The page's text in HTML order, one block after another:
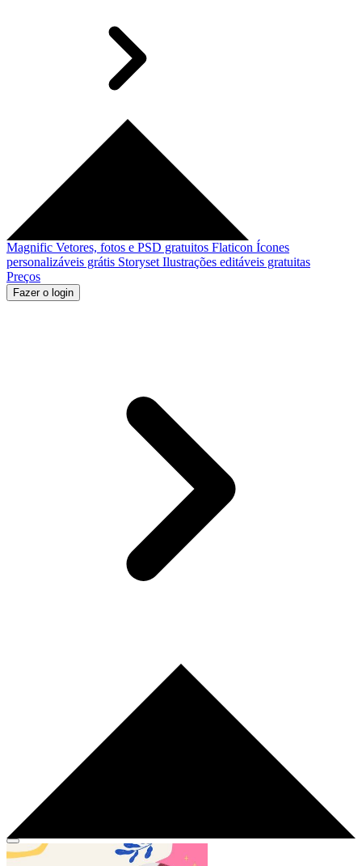
Magnific Vetores, fotos e PSD gratuitos Flaticon Ícones
personalizáveis grátis Storyset Ilustrações editáveis gratuitas
Preços
Fazer o login